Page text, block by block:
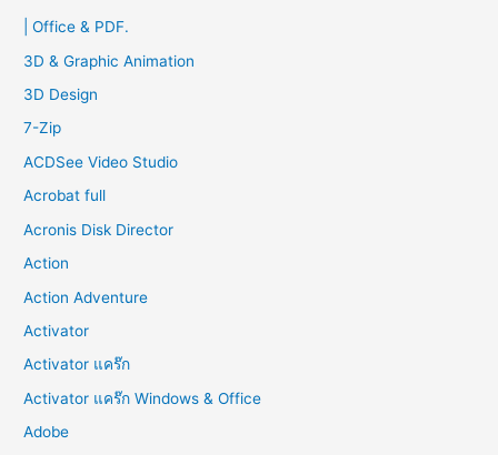
f
o
| Office & PDF.
3D & Graphic Animation
3D Design
7-Zip
ACDSee Video Studio
Acrobat full
Acronis Disk Director
Action
Action Adventure
Activator
Activator แคร๊ก
Activator แคร๊ก Windows & Office
Adobe